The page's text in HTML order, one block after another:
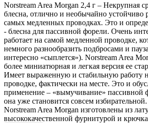
Norstream Area Morgan 2,4 г – Некрупная
блесна, отлично и необычайно устойчиво
самых медленных проводках. Это и
- блесна для пассивной форели. Очень
работает на самой медленной проводке,
немного разнообразить подбросами и
интересно «сыплется»). Norstream Area
более миниатюрная и легкая версия ее
Имеет выраженную и стабильную работу
проводке, фактически на месте. Это и
применение – «вымучивание» пассивной
она уже становится совсем
Norstream Area Morgan изготовлены из
высококачественной фурнитурой и